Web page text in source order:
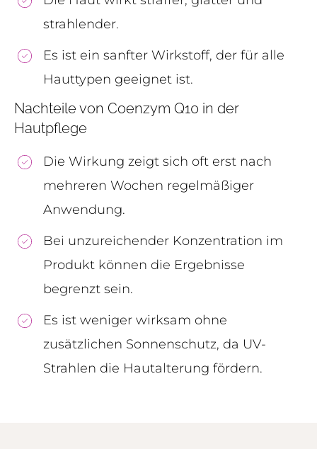
strahlender.
Es ist ein sanfter Wirkstoff, der für alle
Hauttypen geeignet ist.
Nachteile von Coenzym Q10 in der
Hautpflege
Die Wirkung zeigt sich oft erst nach
mehreren Wochen regelmäßiger
Anwendung.
Bei unzureichender Konzentration im
Produkt können die Ergebnisse
begrenzt sein.
Es ist weniger wirksam ohne
zusätzlichen Sonnenschutz, da UV-
Strahlen die Hautalterung fördern.